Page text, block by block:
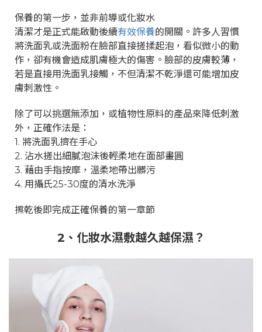
保養的第一步，並非前導或化妝水
清潔才是正式能啟動後續有效保養的開關。許多人習慣
將洗面乳或洗面粉在臉部直接搓揉起泡，看似微小的動
作，卻有機會造成肌膚極大的傷害。臉部的皮膚較薄，
若是直接用洗面乳接觸，不但清潔不乾淨還可能增加皮
膚刺激性。
除了可以挑選無添加，或植物性原料的產品來降低刺激
外，正確作法是：
1. 將洗面乳擠在手心
2. 沾水搓出細膩泡沫後輕柔地在面部畫圓
3. 藉由手指按摩，溫柔地帶出髒污
4. 用攝氏25-30度的清水洗淨
擦乾後即完成正確保養的第一章節
2 、化妝水濕敷越久越保濕？